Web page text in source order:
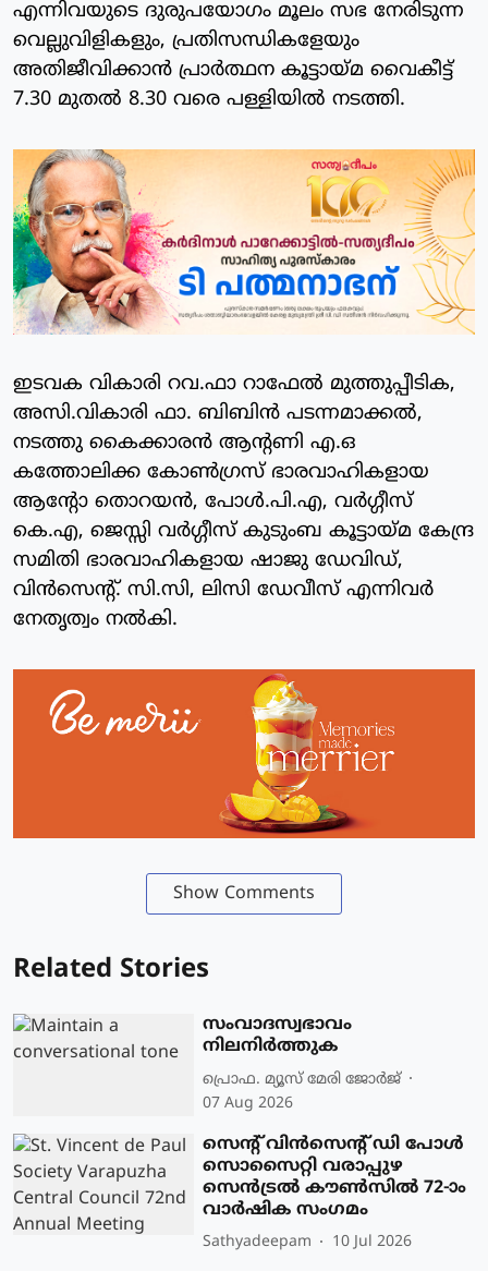
എന്നിവയുടെ ദുരുപയോഗം മൂലം സഭ നേരിടുന്ന
വെല്ലുവിളികളും, പ്രതിസന്ധികളേയും
അതിജീവിക്കാൻ പ്രാർത്ഥന കൂട്ടായ്മ വൈകീട്ട്
7.30 മുതൽ 8.30 വരെ പള്ളിയിൽ നടത്തി.
ഇടവക വികാരി റവ.ഫാ റാഫേൽ മുത്തുപ്പീടിക,
അസി.വികാരി ഫാ. ബിബിൻ പടന്നമാക്കൽ,
നടത്തു കൈക്കാരൻ ആന്റണി എ.ഒ
കത്തോലിക്ക കോൺഗ്രസ് ഭാരവാഹികളായ
ആന്റോ തൊറയൻ, പോൾ.പി.എ, വർഗ്ഗീസ്
കെ.എ, ജെസ്സി വർഗ്ഗീസ് കുടുംബ കൂട്ടായ്മ കേന്ദ്ര
സമിതി ഭാരവാഹികളായ ഷാജു ഡേവിഡ്,
വിൻസെന്റ്. സി.സി, ലിസി ഡേവീസ് എന്നിവർ
നേതൃത്വം നൽകി.
Show Comments
Related Stories
സംവാദസ്വഭാവം
നിലനിർത്തുക
പ്രൊഫ. മ്യൂസ് മേരി ജോര്‍ജ്
07 Aug 2026
സെന്റ് വിൻസെന്റ് ഡി പോൾ
സൊസൈറ്റി വരാപ്പുഴ
സെൻട്രൽ കൗൺസിൽ 72-ാം
വാർഷിക സംഗമം
Sathyadeepam 10 Jul 2026